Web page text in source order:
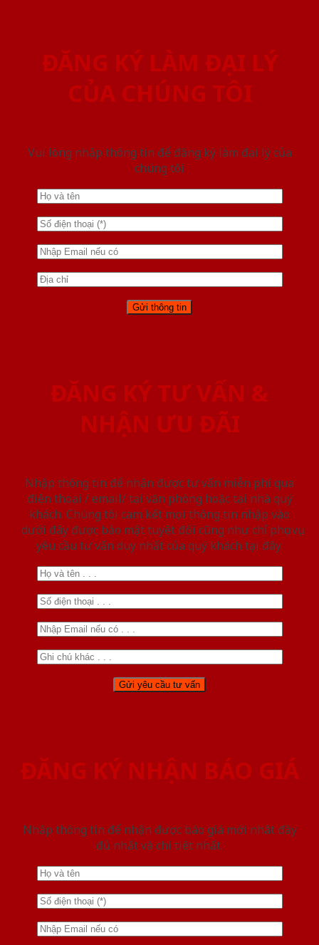
ĐĂNG KÝ LÀM ĐẠI LÝ
CỦA CHÚNG TÔI
Vui lòng nhập thông tin để đăng ký làm đại lý của
chúng tôi
ĐĂNG KÝ TƯ VẤN &
NHẬN ƯU ĐÃI
Nhập thông tin để nhận được tư vấn miễn phí qua
điện thoại / email/ tại văn phòng hoặc tại nhà quý
khách. Chúng tôi cam kết mọi thông tin nhập vào
dưới đây được bảo mật tuyệt đối cũng như chỉ phục vụ
yêu cầu tư vấn duy nhất của quý khách tại đây.
ĐĂNG KÝ NHẬN BÁO GIÁ
Nhập thông tin để nhận được báo giá mới nhât đầy
đủ nhất và chi tiết nhất.